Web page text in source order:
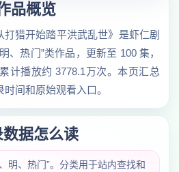
品概览
打猎开始踏平洪武乱世》是虾仁剧
、热门”类作品，更新至 100 集，
计播放约 3778.1万次。本页汇总
间和原始观看入口。
数据怎么读
明、热门”。分类用于站内查找和